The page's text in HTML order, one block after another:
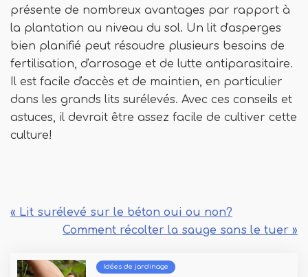
présente de nombreux avantages par rapport à
la plantation au niveau du sol. Un lit d'asperges
bien planifié peut résoudre plusieurs besoins de
fertilisation, d'arrosage et de lutte antiparasitaire.
Il est facile d'accès et de maintien, en particulier
dans les grands lits surélevés. Avec ces conseils et
astuces, il devrait être assez facile de cultiver cette
culture!
« Lit surélevé sur le béton oui ou non?
Comment récolter la sauge sans le tuer »
Idées de jardinage